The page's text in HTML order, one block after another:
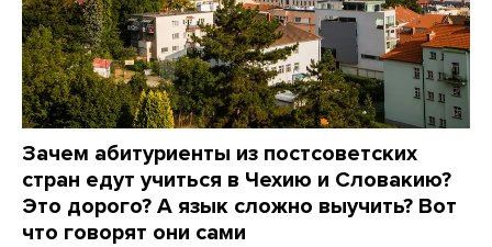
Зачем абитуриенты из постсоветских
стран едут учиться в Чехию и Словакию?
Это дорого? А язык сложно выучить? Вот
что говорят они сами